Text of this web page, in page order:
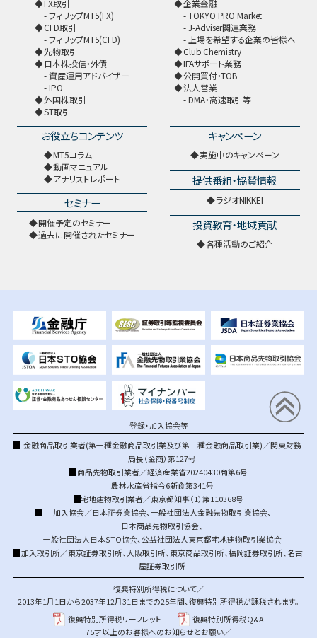
FX取引
フィリップMT5(FX)
CFD取引
フィリップMT5(CFD)
先物取引
日本株投信・外債
資産運用アドバイザー
IPO
外国株取引
ST取引
企業金融
TOKYO PRO Market
J-Adviser関連業務
上場を希望する企業の皆様へ
Club Chemistry
IFAサポート業務
公開買付・TOB
法人営業
DMA・高速取引等
お役立ちコンテンツ
MT5コラム
動画マニュアル
アナリストレポート
セミナー
開催予定のセミナー
過去に開催されたセミナー
キャンペーン
実施中のキャンペーン
提供番組・協賛情報
ラジオNIKKEI
投資教育・地域貢献
各種活動のご紹介
登録・加入協会等
金融商品取引業者(第一種金融商品取引業及び第二種金融商品取引業)／関東財務
局長（金商）第127号
商品先物取引業者／経済産業省20240430商第6号
農林水産省指令6新食第341号
宅地建物取引業者／東京都知事（1）第110368号
加入協会／日本証券業協会、 一般社団法人金融先物取引業協会、
日本商品先物取引協会、
一般社団法人日本STO協会、 公益社団法人東京都宅地建物取引業協会
加入取引所／東京証券取引所、大阪取引所、 東京商品取引所、福岡証券取引所、名古
屋証券取引所
復興特別所得税について／
2013年1月1日から2037年12月31日までの25年間、復興特別所得税が課税されます。
復興特別所得税リーフレット
復興特別所得税Q&A
75才以上のお客様へのお知らせとお願い／